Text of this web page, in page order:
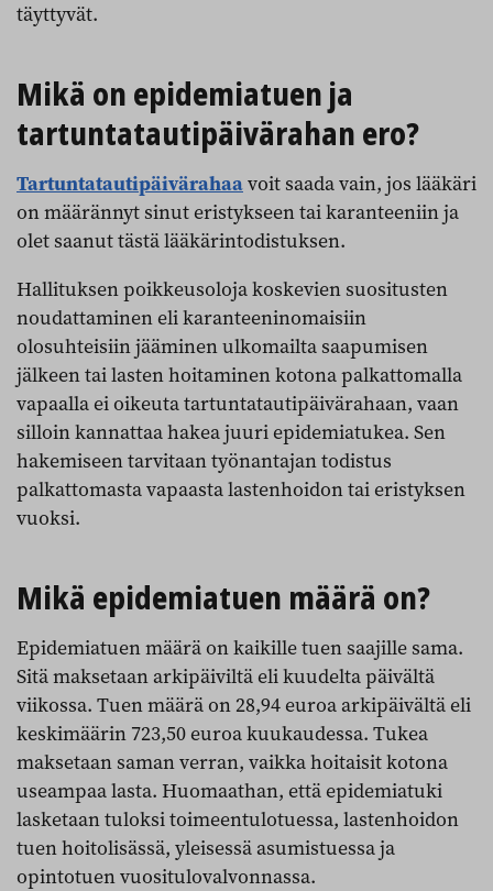
täyttyvät.
Mikä on epidemiatuen ja
tartuntatautipäivärahan ero?
Tartuntatautipäivärahaavoit saada vain, jos lääkäri
on määrännyt sinut eristykseen tai karanteeniin ja
olet saanut tästä lääkärintodistuksen.
Hallituksen poikkeusoloja koskevien suositusten
noudattaminen eli karanteeninomaisiin
olosuhteisiin jääminen ulkomailta saapumisen
jälkeen tai lasten hoitaminen kotona palkattomalla
vapaalla ei oikeuta tartuntatautipäivärahaan, vaan
silloin kannattaa hakea juuri epidemiatukea. Sen
hakemiseen tarvitaan työnantajan todistus
palkattomasta vapaasta lastenhoidon tai eristyksen
vuoksi.
Mikä epidemiatuen määrä on?
Epidemiatuen määrä on kaikille tuen saajille sama.
Sitä maksetaan arkipäiviltä eli kuudelta päivältä
viikossa. Tuen määrä on 28,94 euroa arkipäivältä eli
keskimäärin 723,50 euroa kuukaudessa. Tukea
maksetaan saman verran, vaikka hoitaisit kotona
useampaa lasta. Huomaathan, että epidemiatuki
lasketaan tuloksi toimeentulotuessa, lastenhoidon
tuen hoitolisässä, yleisessä asumistuessa ja
opintotuen vuositulovalvonnassa.